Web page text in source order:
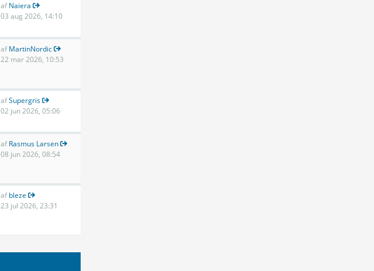
afNaiera
03 aug 2026, 14:10
afMartinNordic
22 mar 2026, 10:53
afSupergris
02 jun 2026, 05:06
afRasmus Larsen
08 jun 2026, 08:54
afbleze
23 jul 2026, 23:31